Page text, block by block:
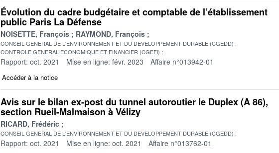
Évolution du cadre budgétaire et comptable de l’établissement
public Paris La Défense
NOISETTE, François RAYMOND, François
CONSEIL GENERAL DE L'ENVIRONNEMENT ET DU DEVELOPPEMENT DURABLE (CGEDD)
CONTROLE GENERAL ECONOMIQUE ET FINANCIER (CGEFi)
Rapport: oct. 2021 Mise en ligne: févr. 2023 Affaire n°013942-01
Accéder à la notice
Avis sur le bilan ex-post du tunnel autoroutier le Duplex (A 86),
section Rueil-Malmaison à Vélizy
RICARD, Frédéric
CONSEIL GENERAL DE L'ENVIRONNEMENT ET DU DEVELOPPEMENT DURABLE (CGEDD)
Rapport: oct. 2021 Mise en ligne: oct. 2021 Affaire n°013762-01